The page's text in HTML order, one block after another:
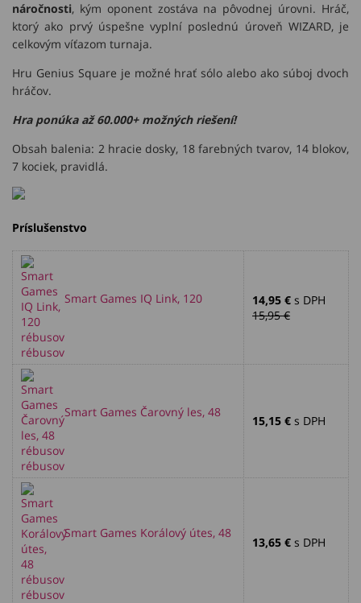
náročnosti, kým oponent zostáva na pôvodnej úrovni. Hráč,
ktorý ako prvý úspešne vyplní poslednú úroveň WIZARD, je
celkovým víťazom turnaja.
Hru Genius Square je možné hrať sólo alebo ako súboj dvoch
hráčov.
Hra ponúka až 60.000+ možných riešení!
Obsah balenia: 2 hracie dosky, 18 farebných tvarov, 14 blokov,
7 kociek, pravidlá.
Príslušenstvo
Smart Games IQ Link, 120
rébusov
14,95 € s DPH
15,95 €
Smart Games Čarovný les, 48
rébusov
15,15 € s DPH
Smart Games Korálový útes, 48
rébusov
13,65 € s DPH